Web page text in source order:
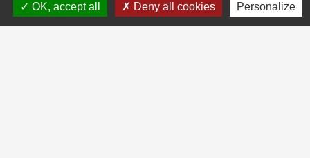
OK, accept all
Deny all cookies Personalize